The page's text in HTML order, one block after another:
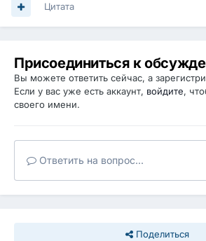
Цитата
Присоединиться к
Вы можете ответить сейчас, а
Если у вас уже есть аккаунт, войдите,
своего имени.
Ответить на вопрос...
Поделиться